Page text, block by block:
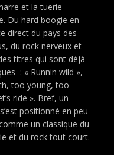
et la tuerie
Du hard boogie en
direct du pays des
du rock nerveux et
titres qui sont déjà
: « Runnin wild »,
too young, too
ride ». Bref, un
positionné en peu
un classique du
et du rock tout court.